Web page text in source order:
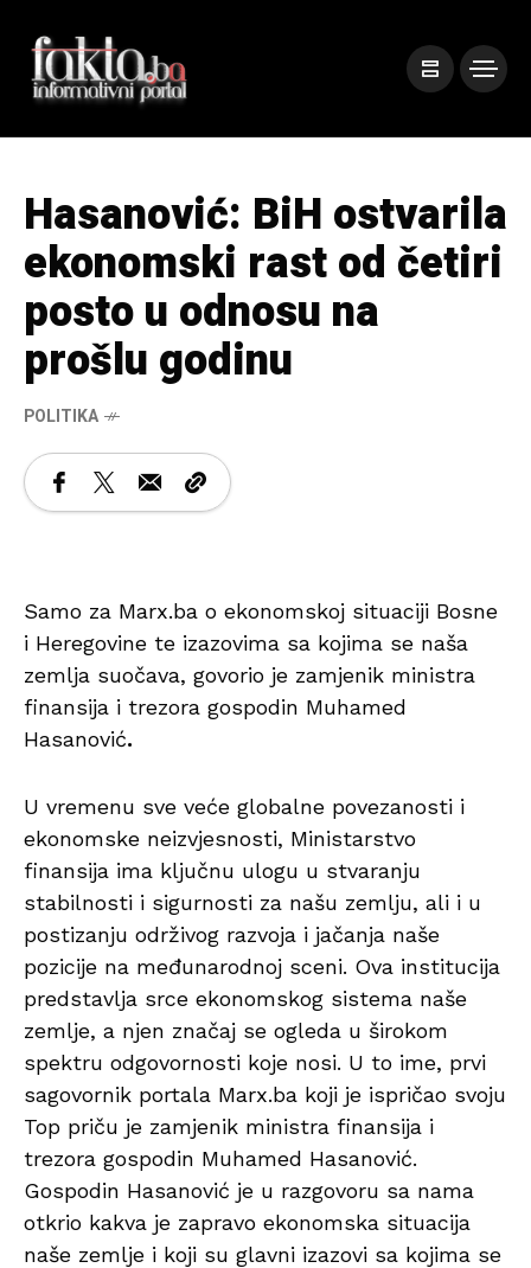
Hasanović: BiH ostvarila
ekonomski rast od četiri
posto u odnosu na
prošlu godinu
POLITIKA
Samo za Marx.ba o ekonomskoj situaciji Bosne
i Heregovine te izazovima sa kojima se naša
zemlja suočava, govorio je zamjenik ministra
finansija i trezora gospodin Muhamed
Hasanović.
U vremenu sve veće globalne povezanosti i
ekonomske neizvjesnosti, Ministarstvo
finansija ima ključnu ulogu u stvaranju
stabilnosti i sigurnosti za našu zemlju, ali i u
postizanju održivog razvoja i jačanja naše
pozicije na međunarodnoj sceni. Ova institucija
predstavlja srce ekonomskog sistema naše
zemlje, a njen značaj se ogleda u širokom
spektru odgovornosti koje nosi. U to ime, prvi
sagovornik portala Marx.ba koji je ispričao svoju
Top priču je zamjenik ministra finansija i
trezora gospodin Muhamed Hasanović.
Gospodin Hasanović je u razgovoru sa nama
otkrio kakva je zapravo ekonomska situacija
naše zemlje i koji su glavni izazovi sa kojima se